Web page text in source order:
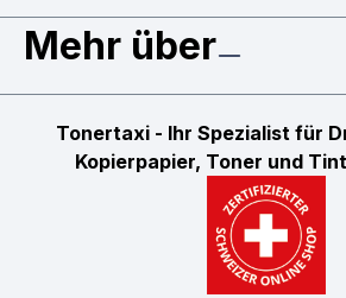
Mehr über
Tonertaxi - Ihr Spezialist für
Kopierpapier, Toner und